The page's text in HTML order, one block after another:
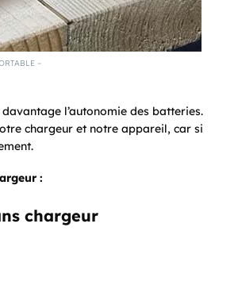
–
l’autonomie des batteries.
chargeur et notre appareil, car si
:
chargeur